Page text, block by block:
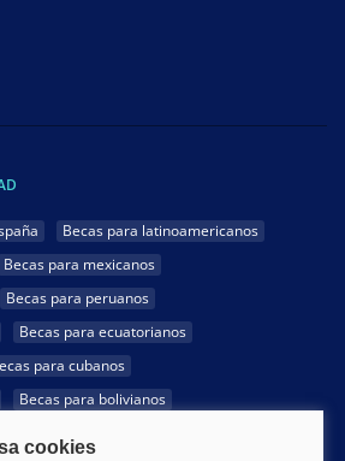
Becas para latinoamericanos
Becas para mexicanos
Becas para peruanos
Becas para ecuatorianos
para cubanos
Becas para bolivianos